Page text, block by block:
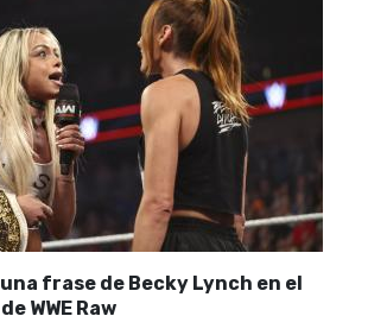
frase de Becky Lynch en el
WWE Raw